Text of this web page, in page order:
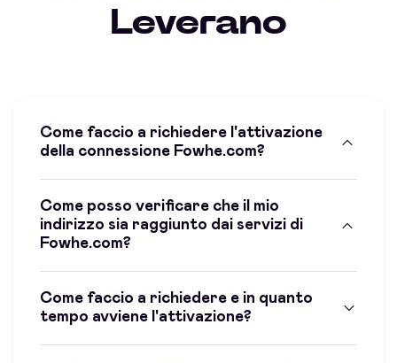
Leverano
Come faccio a richiedere l'attivazione
della connessione Fowhe.com?
Come posso verificare che il mio
indirizzo sia raggiunto dai servizi di
Fowhe.com?
Come faccio a richiedere e in quanto
tempo avviene l'attivazione?